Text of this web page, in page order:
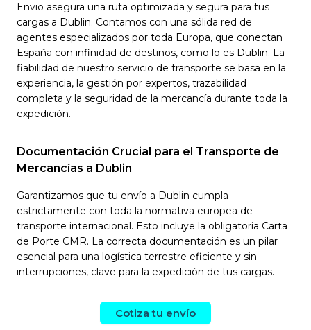
Envio asegura una ruta optimizada y segura para tus
cargas a Dublin. Contamos con una sólida red de
agentes especializados por toda Europa, que conectan
España con infinidad de destinos, como lo es Dublin. La
fiabilidad de nuestro servicio de transporte se basa en la
experiencia, la gestión por expertos, trazabilidad
completa y la seguridad de la mercancía durante toda la
expedición.
Documentación Crucial para el Transporte de
Mercancías a Dublin
Garantizamos que tu envío a Dublin cumpla
estrictamente con toda la normativa europea de
transporte internacional. Esto incluye la obligatoria Carta
de Porte CMR. La correcta documentación es un pilar
esencial para una logística terrestre eficiente y sin
interrupciones, clave para la expedición de tus cargas.
Cotiza tu envío